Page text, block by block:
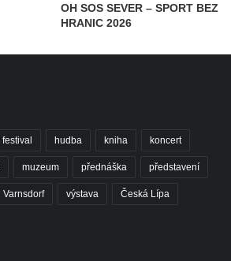
OH SOS SEVER – SPORT BEZ
HRANIC 2026
festival hudba kniha koncert
muzeum přednáška představení
Varnsdorf výstava Česká Lípa